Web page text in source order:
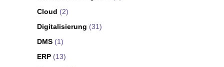
Cloud (2)
Digitalisierung (31)
DMS (1)
ERP (13)